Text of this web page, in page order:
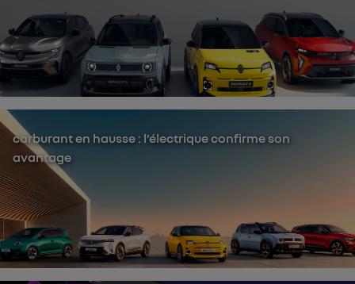
carburant en hausse : l’électrique confirme son
avantage